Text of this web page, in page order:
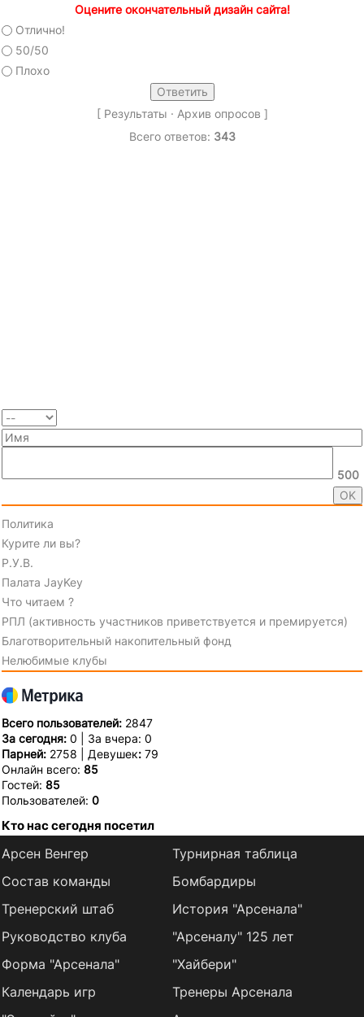
Оцените окончательный дизайн сайта!
Отлично!
50/50
Плохо
[ Результаты · Архив опросов ]
Всего ответов: 343
500
Политика
Курите ли вы?
Р.У.В.
Палата JayKey
Что читаем ?
РПЛ (активность участников приветствуется и премируется)
Благотворительный накопительный фонд
Нелюбимые клубы
Всего пользователей: 2847
За сегодня: 0 | За вчера: 0
Парней: 2758 | Девушек: 79
Онлайн всего: 85
Гостей: 85
Пользователей: 0
Кто нас сегодня посетил
Арсен Венгер
Состав команды
Тренерский штаб
Руководство клуба
Форма "Арсенала"
Календарь игр
Турнирная таблица
Бомбардиры
История "Арсенала"
"Арсеналу" 125 лет
"Хайбери"
Тренеры Арсенала